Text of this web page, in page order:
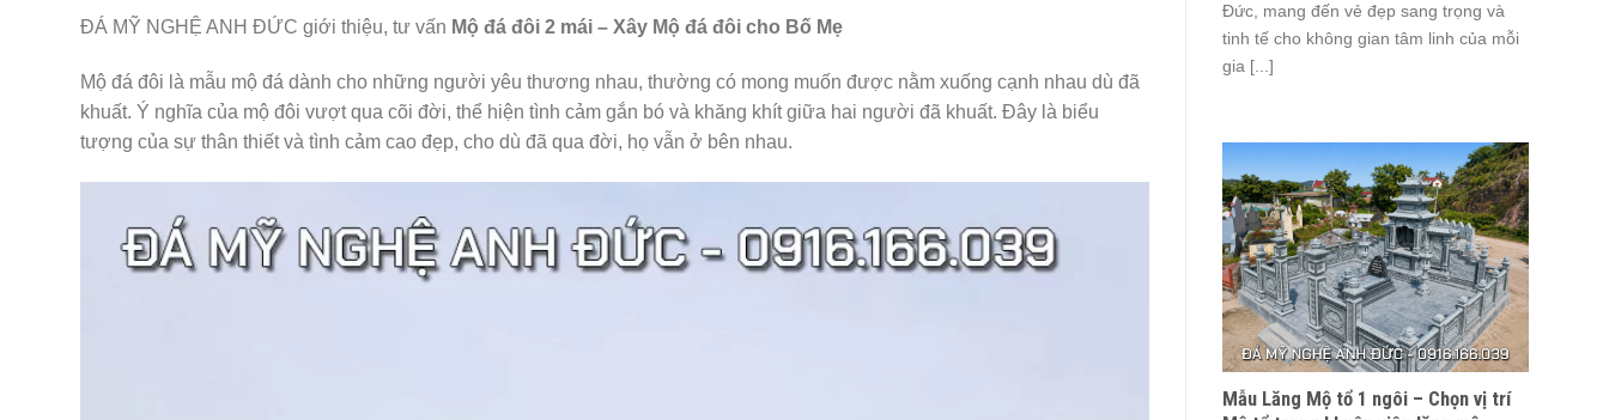
ĐÁ MỸ NGHỆ ANH ĐỨC giới thiệu, tư vấn Mộ đá đôi 2 mái – Xây Mộ đá đôi cho Bố Mẹ
Mộ đá đôi là mẫu mộ đá dành cho những người yêu thương nhau, thường có mong muốn được nằm xuống cạnh nhau dù đã
khuất. Ý nghĩa của mộ đôi vượt qua cõi đời, thể hiện tình cảm gắn bó và khăng khít giữa hai người đã khuất. Đây là biểu
tượng của sự thân thiết và tình cảm cao đẹp, cho dù đã qua đời, họ vẫn ở bên nhau.
Đức, mang đến vẻ đẹp sang trọng và
tinh tế cho không gian tâm linh của mỗi
gia [...]
Mẫu Lăng Mộ tổ 1 ngôi – Chọn vị trí